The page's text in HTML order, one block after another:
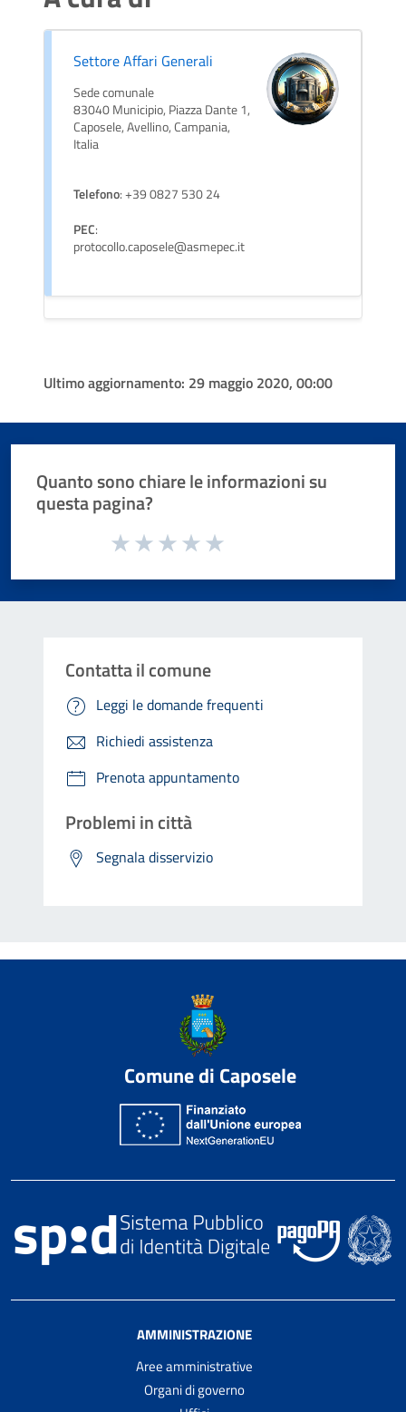
Settore Affari Generali
Sede comunale
83040 Municipio, Piazza Dante 1,
Caposele, Avellino, Campania,
Italia
Telefono: +39 0827 530 24
PEC:
protocollo.caposele@asmepec.it
Ultimo aggiornamento: 29 maggio 2020, 00:00
Quanto sono chiare le informazioni su
questa pagina?
Valuta da 1 a 5 stelle la pagina
Contatta il comune
Leggi le domande frequenti
Richiedi assistenza
Prenota appuntamento
Problemi in città
Segnala disservizio
Comune di Caposele
AMMINISTRAZIONE
Aree amministrative
Organi di governo